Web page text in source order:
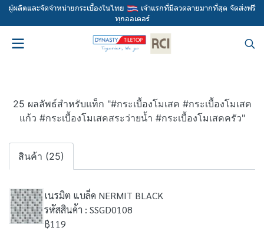
ผู้ผลิตและจัดจำหน่ายกระเบื้องในไทย
เจ้าแรกที่มีลวดลายมากที่สุด จัดส่งฟรี
ทุกออเดอร์
25 ผลลัพธ์สำหรับแท็ก "#กระเบื้องโมเสค #กระเบื้องโมเสค
แก้ว #กระเบื้องโมเสคสระว่ายน้ำ #กระเบื้องโมเสคครัว"
สินค้า (25)
เนรมิต แบล็ค NERMIT BLACK
รหัสสินค้า : SSGD0108
฿119